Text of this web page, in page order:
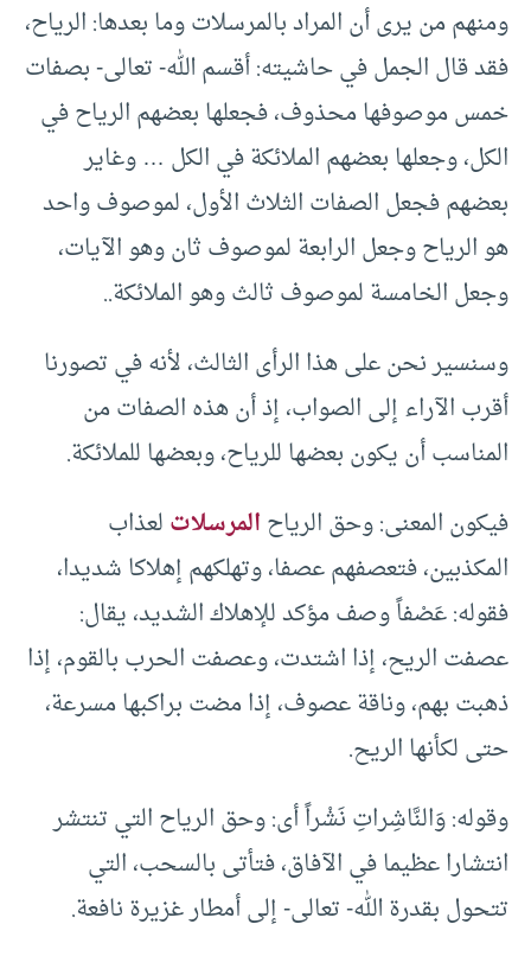
ومنهم من يرى أن المراد بالمرسلات وما بعدها: الرياح،
فقد قال الجمل في حاشيته: أقسم الله- تعالى- بصفات
خمس موصوفها محذوف، فجعلها بعضهم الرياح في
الكل، وجعلها بعضهم الملائكة في الكل … وغاير
بعضهم فجعل الصفات الثلاث الأول، لموصوف واحد
هو الرياح وجعل الرابعة لموصوف ثان وهو الآيات،
وجعل الخامسة لموصوف ثالث وهو الملائكة..
وسنسير نحن على هذا الرأى الثالث، لأنه في تصورنا
أقرب الآراء إلى الصواب، إذ أن هذه الصفات من
المناسب أن يكون بعضها للرياح، وبعضها للملائكة.
فيكون المعنى: وحق الرياحالمرسلاتلعذاب
المكذبين، فتعصفهم عصفا، وتهلكهم إهلاكا شديدا،
فقوله: عَصْفاً وصف مؤكد للإهلاك الشديد، يقال:
عصفت الريح، إذا اشتدت، وعصفت الحرب بالقوم، إذا
ذهبت بهم، وناقة عصوف، إذا مضت براكبها مسرعة،
حتى لكأنها الريح.
وقوله: وَالنَّاشِراتِ نَشْراً أى: وحق الرياح التي تنتشر
انتشارا عظيما في الآفاق، فتأتى بالسحب، التي
تتحول بقدرة الله- تعالى- إلى أمطار غزيرة نافعة.